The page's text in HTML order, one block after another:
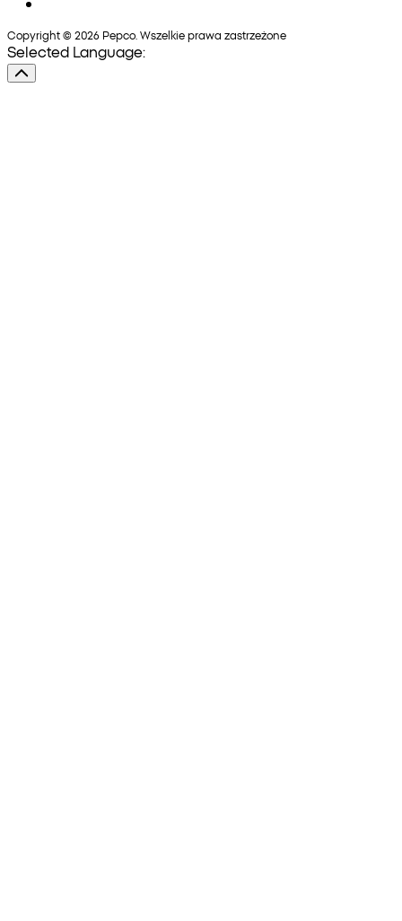
Copyright © 2026 Pepco. Wszelkie prawa zastrzeżone
Selected Language: